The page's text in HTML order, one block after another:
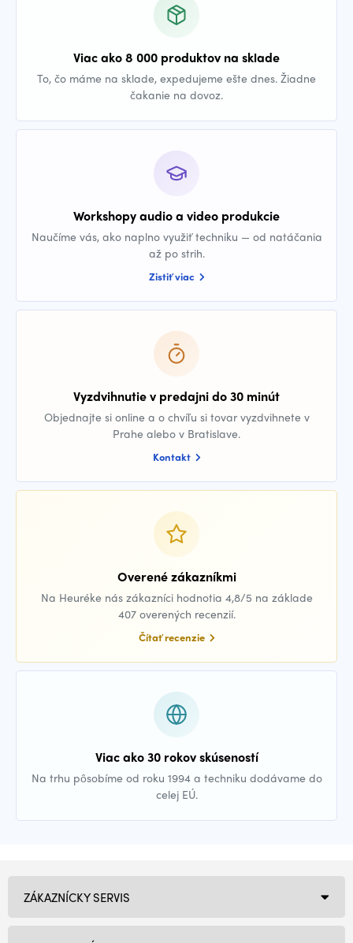
Viac ako 8 000 produktov na sklade
To, čo máme na sklade, expedujeme ešte dnes. Žiadne
čakanie na dovoz.
Workshopy audio a video produkcie
Naučíme vás, ako naplno využiť techniku — od natáčania
až po strih.
Zistiť viac
Vyzdvihnutie v predajni do 30 minút
Objednajte si online a o chvíľu si tovar vyzdvihnete v
Prahe alebo v Bratislave.
Kontakt
Overené zákazníkmi
Na Heuréke nás zákazníci hodnotia 4,8/5 na základe
407 overených recenzií.
Čítať recenzie
Viac ako 30 rokov skúseností
Na trhu pôsobíme od roku 1994 a techniku dodávame do
celej EÚ.
ZÁKAZNÍCKY SERVIS